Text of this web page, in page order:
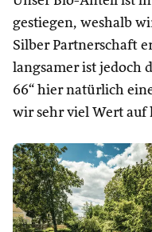
gestiegen, weshalb
Silber Partnerschaft
langsamer ist jedoch
66“ hier natürlich
wir sehr viel Wert